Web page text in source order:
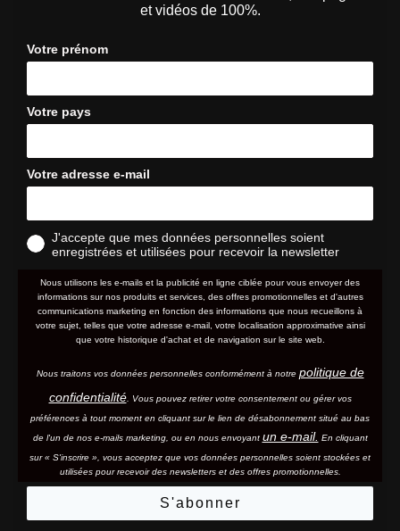
et vidéos de 100%.
Votre prénom
Votre pays
Votre adresse e-mail
J'accepte que mes données personnelles soient
enregistrées et utilisées pour recevoir la newsletter
Nous utilisons les e-mails et la publicité en ligne ciblée pour vous envoyer des
informations sur nos produits et services, des offres promotionnelles et d'autres
communications marketing en fonction des informations que nous recueillons à
votre sujet, telles que votre adresse e-mail, votre localisation approximative ainsi
que votre historique d'achat et de navigation sur le site web.
Nous traitons vos données personnelles conformément à notre politique de
confidentialité. Vous pouvez retirer votre consentement ou gérer vos
préférences à tout moment en cliquant sur le lien de désabonnement situé au bas
de l'un de nos e-mails marketing, ou en nous envoyant un e-mail. En cliquant
sur « S'inscrire », vous acceptez que vos données personnelles soient stockées et
utilisées pour recevoir des newsletters et des offres promotionnelles.
S'abonner